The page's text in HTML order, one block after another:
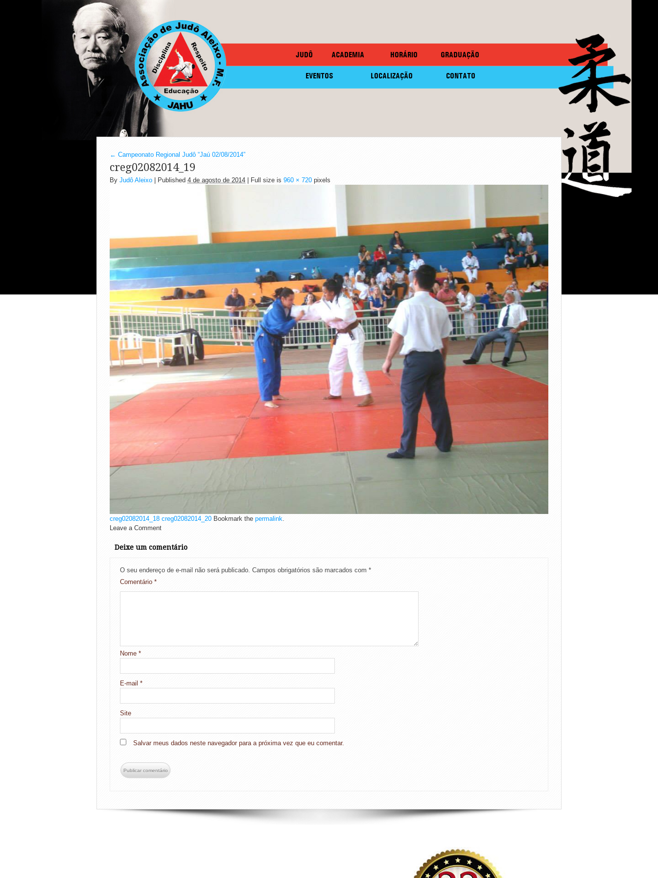
JUDÔ ACADEMIA HORÁRIO GRADUAÇÃO
EVENTOS LOCALIZAÇÃO CONTATO
← Campeonato Regional Judô “Jaú 02/08/2014”
creg02082014_19
By Judô Aleixo Published 4 de agosto de 2014 | Full size is 960 × 720 pixels
creg02082014_18 creg02082014_20 Bookmark the permalink
Leave a Comment
Deixe um comentário
O seu endereço de e-mail não será publicado. Campos obrigatórios são marcados com *
Comentário *
Nome *
E-mail *
Site
Salvar meus dados neste navegador para a próxima vez que eu comentar.